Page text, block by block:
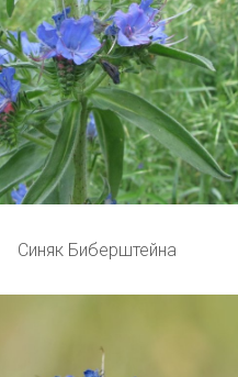
Синяк Биберштейна